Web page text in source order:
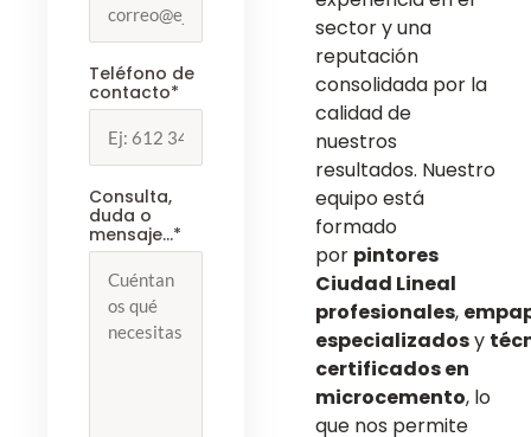
sector y una
reputación
consolidada por la
calidad de
nuestros
resultados. Nuestro
equipo está
formado
por pintores
Ciudad Lineal
profesionales,
especializadosy
certificados en
microcemento, lo
que nos permite
Teléfono de
contacto*
Consulta,
duda o
mensaje...*